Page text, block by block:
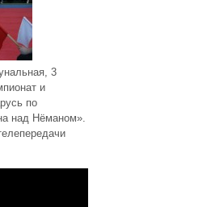
3
и
по
над Нёманом».